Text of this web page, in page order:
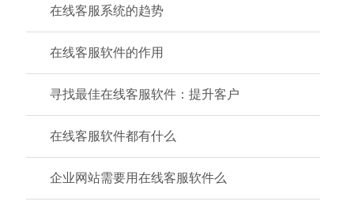
在线客服系统的趋势
在线客服软件的作用
寻找最佳在线客服软件：提升客户
在线客服软件都有什么
企业网站需要用在线客服软件么